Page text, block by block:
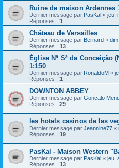
Ruine de maison Ardennes
Dernier message par PasKal « jeu.
Réponses : 1
Château de Versailles
Dernier message par Bernard «
Réponses : 13
Église Nª Sª da Conceição
1:150
Dernier message par RonaldoM «
Réponses : 1
DOWNTON ABBEY
Dernier message par Goncalo
Réponses : 29
les hotels casinos de las
Dernier message par Jeannine77 «
Réponses : 19
PasKal - Maison Western
Dernier message par PasKal « jeu.
Réponses : 13